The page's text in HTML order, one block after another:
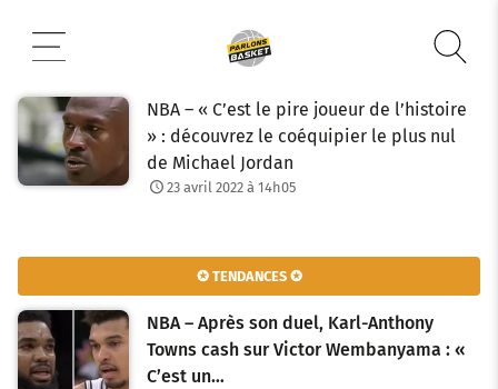
contenu
NBA – « C’est le pire joueur de l’histoire
» : découvrez le coéquipier le plus nul
de Michael Jordan
23 avril 2022 à 14h05
✪ TENDANCES ✪
NBA – Après son duel, Karl-Anthony
Towns cash sur Victor Wembanyama : «
C’est un…